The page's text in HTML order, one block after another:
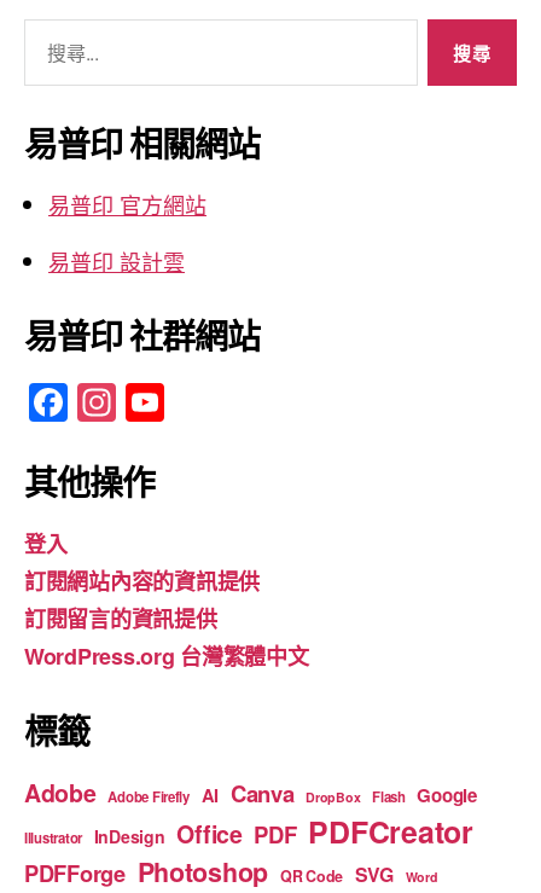
關
鍵
字:
易普印 相關網站
易普印 官方網站
易普印 設計雲
易普印 社群網站
F
c
b
o
o
k
In
a
a
m
u
b
e
其他操作
登入
訂閱網站內容的資訊提供
訂閱留言的資訊提供
WordPress.org 台灣繁體中文
標籤
Adobe Adobe Firefly AI Canva DropBox Flash Google
Illustrator InDesign Office PDF PDFCreator
PDFForge Photoshop QR Code SVG Word